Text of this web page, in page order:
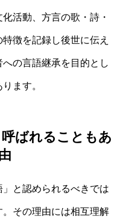
活動、方言の歌・詩・
徴を記録し後世に伝え
の言語継承を目的とし
ます。
ばれることもあ
と認められるべきでは
その理由には相互理解